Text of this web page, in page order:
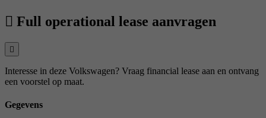
Full operational lease aanvragen
Interesse in deze Volkswagen? Vraag financial lease aan en ontvang
een voorstel op maat.
Gegevens